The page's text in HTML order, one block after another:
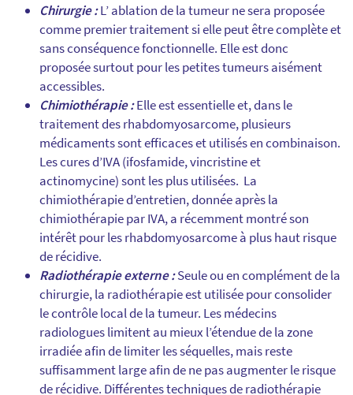
Chirurgie :L’ ablation de la tumeur ne sera proposée
comme premier traitement si elle peut être complète et
sans conséquence fonctionnelle. Elle est donc
proposée surtout pour les petites tumeurs aisément
accessibles.
Chimiothérapie :Elle est essentielle et, dans le
traitement des rhabdomyosarcome, plusieurs
médicaments sont efficaces et utilisés en combinaison.
Les cures d’IVA (ifosfamide, vincristine et
actinomycine) sont les plus utilisées. La
chimiothérapie d’entretien, donnée après la
chimiothérapie par IVA, a récemment montré son
intérêt pour les rhabdomyosarcome à plus haut risque
de récidive.
Radiothérapie externe :Seule ou en complément de la
chirurgie, la radiothérapie est utilisée pour consolider
le contrôle local de la tumeur. Les médecins
radiologues limitent au mieux l’étendue de la zone
irradiée afin de limiter les séquelles, mais reste
suffisamment large afin de ne pas augmenter le risque
de récidive. Différentes techniques de radiothérapie